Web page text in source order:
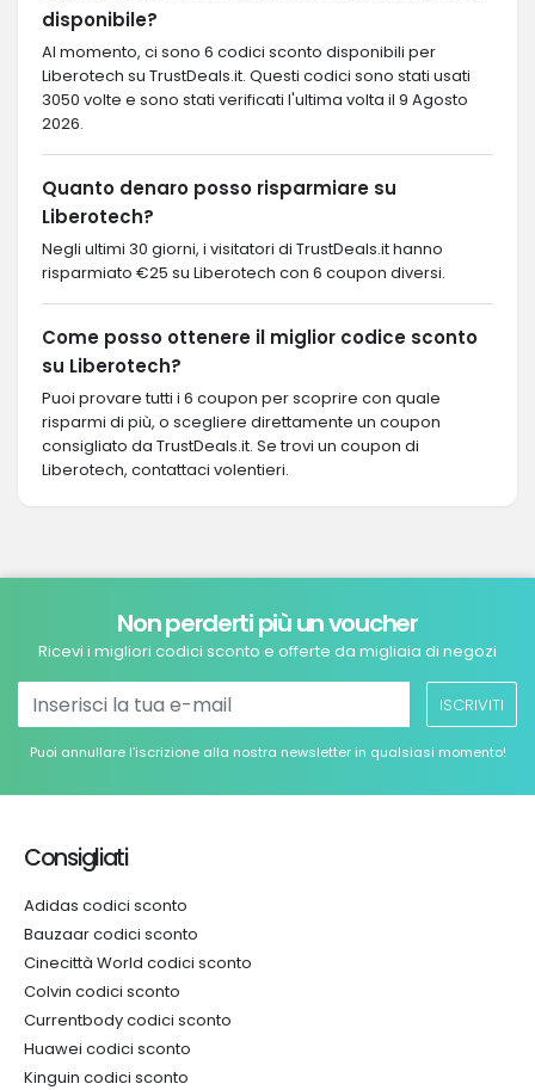
disponibile?
Al momento, ci sono 6 codici sconto disponibili per
Liberotech su TrustDeals.it. Questi codici sono stati usati
3050 volte e sono stati verificati l'ultima volta il 9 Agosto
2026.
Quanto denaro posso risparmiare su
Liberotech?
Negli ultimi 30 giorni, i visitatori di TrustDeals.it hanno
risparmiato €25 su Liberotech con 6 coupon diversi.
Come posso ottenere il miglior codice sconto
su Liberotech?
Puoi provare tutti i 6 coupon per scoprire con quale
risparmi di più, o scegliere direttamente un coupon
consigliato da TrustDeals.it. Se trovi un coupon di
Liberotech, contattaci volentieri.
Non perderti più un voucher
Ricevi i migliori codici sconto e offerte da migliaia di negozi
ISCRIVITI
Puoi annullare l’iscrizione alla nostra newsletter in qualsiasi momento!
Consigliati
Adidas codici sconto
Bauzaar codici sconto
Cinecittà World codici sconto
Colvin codici sconto
Currentbody codici sconto
Huawei codici sconto
Kinguin codici sconto